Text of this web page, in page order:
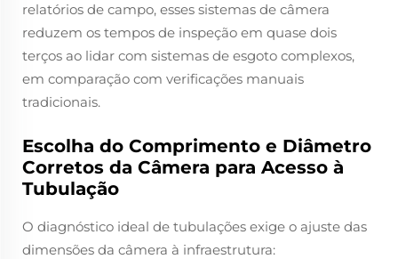
relatórios de campo, esses sistemas de câmera
reduzem os tempos de inspeção em quase dois
terços ao lidar com sistemas de esgoto complexos,
em comparação com verificações manuais
tradicionais.
Escolha do Comprimento e Diâmetro
Corretos da Câmera para Acesso à
Tubulação
O diagnóstico ideal de tubulações exige o ajuste das
dimensões da câmera à infraestrutura: